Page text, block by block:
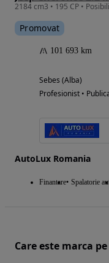
Promovat
101 693 km
Sebes (Alba)
Profesionist •
AutoLux Romania
Finantare Spalatorie
Care este marca